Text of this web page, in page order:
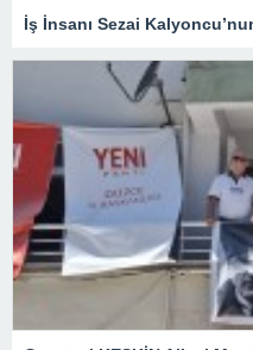
İş İnsanı Sezai